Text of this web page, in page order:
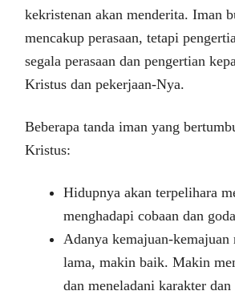
kekristenan akan menderita. Iman
mencakup perasaan, tetapi
segala perasaan dan pengertian
Kristus dan pekerjaan-Nya.
Beberapa tanda iman yang
Kristus:
Hidupnya akan terpelihara
menghadapi cobaan dan
Adanya kemajuan-
lama, makin baik. Makin
dan meneladani karakter